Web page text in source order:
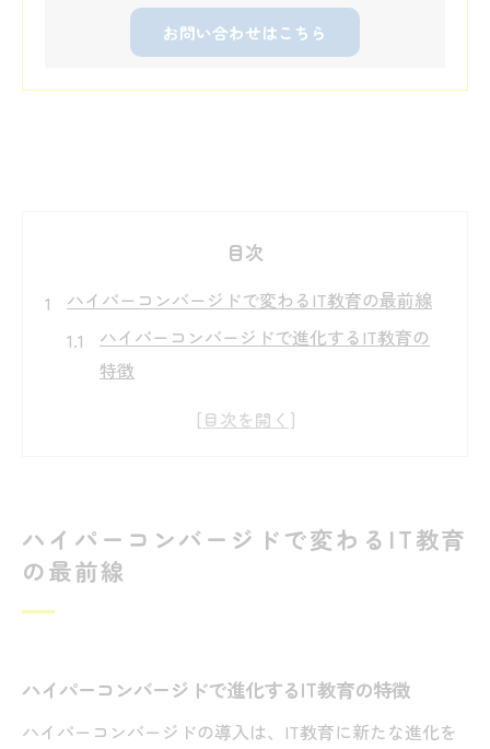
お問い合わせはこちら
目次
ハイパーコンバージドで変わるIT教育の最前線
ハイパーコンバージドで進化するIT教育の
特徴
プログラミング教室が導入する最新ITイン
プログラミング教室選びで重視すべきポイ
ント
IT教育とプログラミング教室で求められる
新スキル
ハイパーコンバージドで変わるIT教育
の最前線
ハイパーコンバージドで進化するIT教育の特徴
ハイパーコンバージドの導入は、IT教育に新たな進化を